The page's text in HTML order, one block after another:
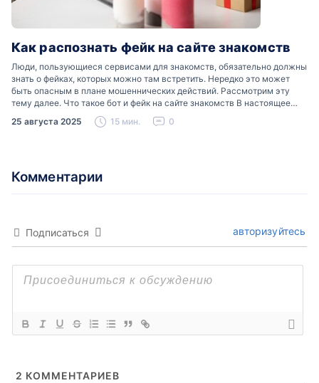
Как распознать фейк на сайте знакомств
Люди, пользующиеся сервисами для знакомств, обязательно должны
знать о фейках, которых можно там встретить. Нередко это может
быть опасным в плане мошеннических действий. Рассмотрим эту
тему далее. Что такое бот и фейк на сайте знакомств В настоящее
время можно встретить свою…
25 августа 2025 15 мин. 0
Комментарии
Подписаться авторизуйтесь
2 КОММЕНТАРИЕВ